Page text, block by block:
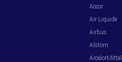
Accor
Air Liquide
Airbus
Alstom